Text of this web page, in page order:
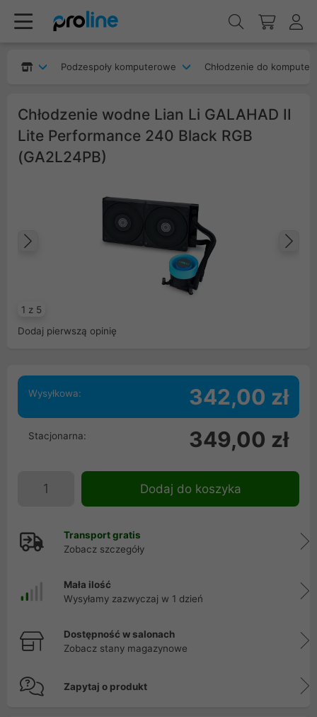
Podzespoły komputerowe Chłodzenie do
Chłodzenie wodne Lian Li GALAHAD II
Lite Performance 240 Black RGB
(GA2L24PB)
1 z 5
Poprzedni
Dodaj pierwszą opinię
Wysyłkowa: 342,00 zł
Stacjonarna: 349,00 zł
Dodaj do koszyka
Transport gratis
Zobacz szczegóły
Mała ilość
Wysyłamy zazwyczaj w 1 dzień
Dostępność w salonach
Zobacz stany magazynowe
Zapytaj o produkt